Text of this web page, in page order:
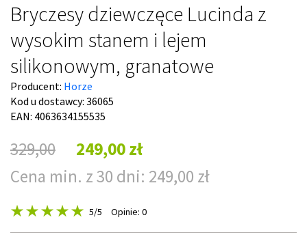
Bryczesy dziewczęce Lucinda z
wysokim stanem i lejem
silikonowym, granatowe
Producent: Horze
Kod u dostawcy: 36065
EAN: 4063634155535
329,00
249,00 zł
Cena min. z 30 dni: 249,00 zł
5/5 Opinie: 0